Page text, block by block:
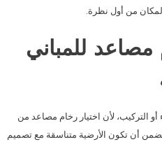
من أول نظرة.
للمباني
التركيب، لأن اختيار رخام مصاعد من
ويضمن أن تكون الأرضية متناسقة مع تصميم